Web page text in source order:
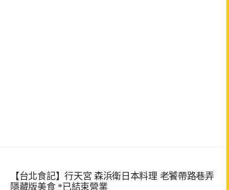
【台北食記】行天宮 森浜衛日本料理 老饕帶路巷弄
隱藏版美食 *已結束營業